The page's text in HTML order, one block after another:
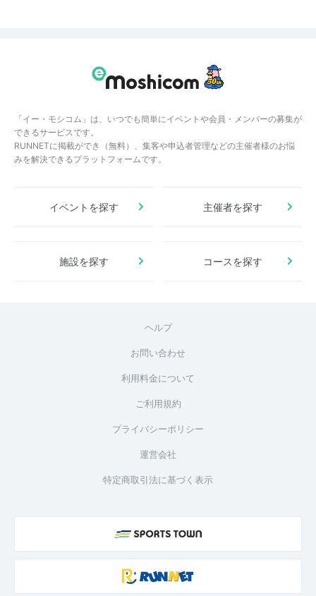
「イー・モシコム」は、いつでも簡単にイベントや会員・メンバーの募集が
できるサービスです。
RUNNETに掲載ができ（無料）、集客や申込者管理などの主催者様のお悩
みを解決できるプラットフォームです。
イベントを探す 主催者を探す
施設を探す コースを探す
ヘルプ
お問い合わせ
利用料金について
ご利用規約
プライバシーポリシー
運営会社
特定商取引法に基づく表示